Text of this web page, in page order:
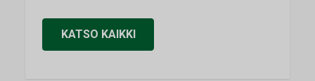
KATSO KAIKKI